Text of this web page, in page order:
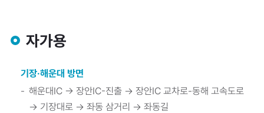
자가용
기장·해운대 방면
해운대IC → 장안IC-진출 → 장안IC 교차로-동해 고속도로
→ 기장대로 → 좌동 삼거리 → 좌동길